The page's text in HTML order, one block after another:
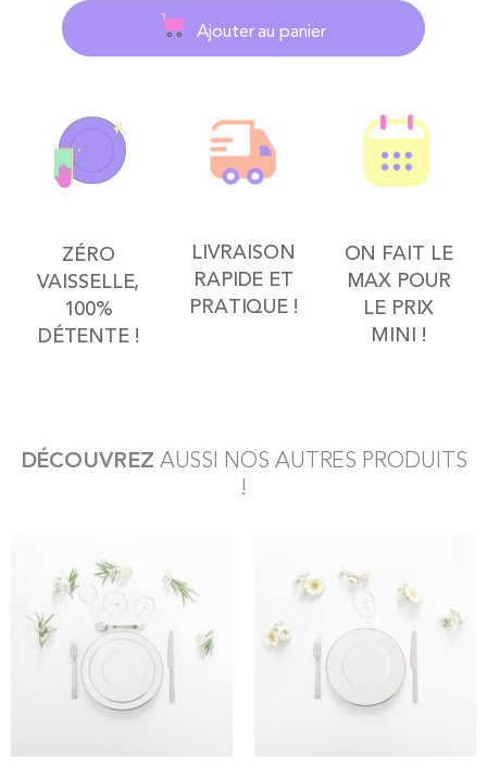
Ajouter au panier
ZÉRO
VAISSELLE,
100%
DÉTENTE !
LIVRAISON
RAPIDE ET
PRATIQUE !
ON FAIT LE
MAX POUR
LE PRIX
MINI !
DÉCOUVREZAUSSI NOS AUTRES PRODUITS
!